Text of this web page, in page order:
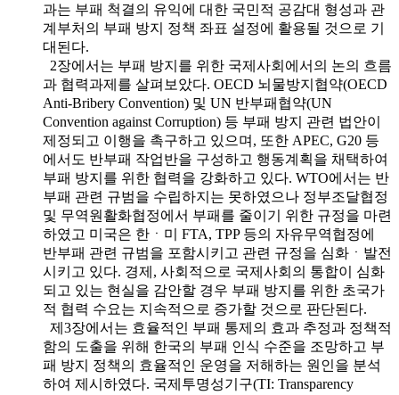
과는 부패 척결의 유익에 대한 국민적 공감대 형성과 관
계부처의 부패 방지 정책 좌표 설정에 활용될 것으로 기
대된다.
2장에서는 부패 방지를 위한 국제사회에서의 논의 흐름
과 협력과제를 살펴보았다. OECD 뇌물방지협약(OECD
Anti-Bribery Convention) 및 UN 반부패협약(UN
Convention against Corruption) 등 부패 방지 관련 법안이
제정되고 이행을 촉구하고 있으며, 또한 APEC, G20 등
에서도 반부패 작업반을 구성하고 행동계획을 채택하여
부패 방지를 위한 협력을 강화하고 있다. WTO에서는 반
부패 관련 규범을 수립하지는 못하였으나 정부조달협정
및 무역원활화협정에서 부패를 줄이기 위한 규정을 마련
하였고 미국은 한ㆍ미 FTA, TPP 등의 자유무역협정에
반부패 관련 규범을 포함시키고 관련 규정을 심화ㆍ발전
시키고 있다. 경제, 사회적으로 국제사회의 통합이 심화
되고 있는 현실을 감안할 경우 부패 방지를 위한 초국가
적 협력 수요는 지속적으로 증가할 것으로 판단된다.
제3장에서는 효율적인 부패 통제의 효과 추정과 정책적
함의 도출을 위해 한국의 부패 인식 수준을 조망하고 부
패 방지 정책의 효율적인 운영을 저해하는 원인을 분석
하여 제시하였다. 국제투명성기구(TI: Transparency